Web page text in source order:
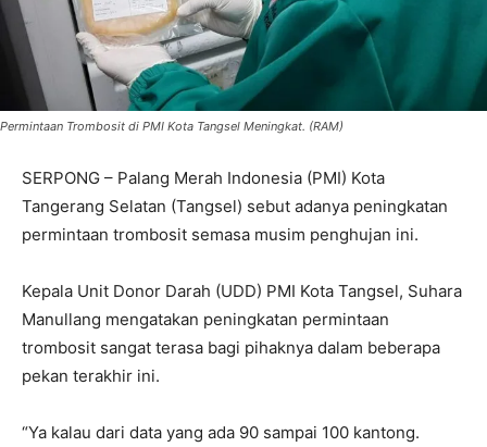
Permintaan Trombosit di PMI Kota Tangsel Meningkat. (RAM)
SERPONG – Palang Merah Indonesia (PMI) Kota
Tangerang Selatan (Tangsel) sebut adanya peningkatan
permintaan trombosit semasa musim penghujan ini.
Kepala Unit Donor Darah (UDD) PMI Kota Tangsel, Suhara
Manullang mengatakan peningkatan permintaan
trombosit sangat terasa bagi pihaknya dalam beberapa
pekan terakhir ini.
“Ya kalau dari data yang ada 90 sampai 100 kantong.